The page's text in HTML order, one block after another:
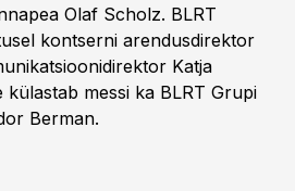
Olaf Scholz. BLRT
kontserni arendusdirektor
Katja
messi ka BLRT Grupi
Berman.